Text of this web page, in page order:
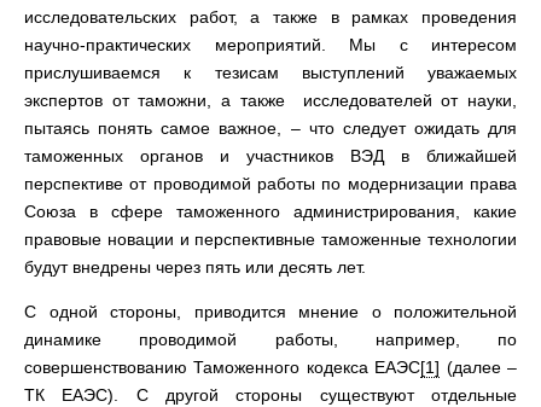
исследовательских работ, а также в рамках проведения
научно-практических мероприятий. Мы с интересом
прислушиваемся к тезисам выступлений уважаемых
экспертов от таможни, а также исследователей от науки,
пытаясь понять самое важное, – что следует ожидать для
таможенных органов и участников ВЭД в ближайшей
перспективе от проводимой работы по модернизации права
Союза в сфере таможенного администрирования, какие
правовые новации и перспективные таможенные технологии
будут внедрены через пять или десять лет.
С одной стороны, приводится мнение о положительной
динамике проводимой работы, например, по
совершенствованию Таможенного кодекса ЕАЭС[1] (далее –
ТК ЕАЭС). С другой стороны существуют отдельные